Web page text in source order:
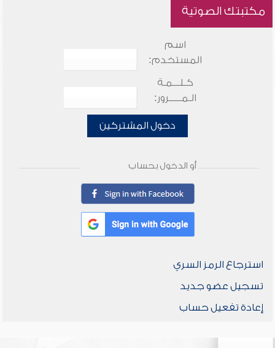
مكتبتك الصوتية
اسم
المستخدم:
كـلـــمـة
الـمـــــرور:
دخول المشتركين
أو الدخول بحساب
استرجاع الرمز السري
تسجيل عضو جديد
إعادة تفعيل حساب